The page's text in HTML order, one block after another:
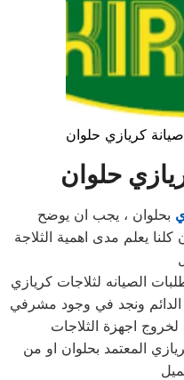
صيانة كريازي حلوان
حلوان
بحلوان ، يجب ان يوضح
يعلم مدى اهمية الثلاجة
الدائم ونجد في وجود مشرفي
لخروج اجهزة الثلاجات